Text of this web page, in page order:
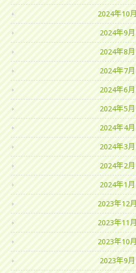
2024年10月
2024年9月
2024年8月
2024年7月
2024年6月
2024年5月
2024年4月
2024年3月
2024年2月
2024年1月
2023年12月
2023年11月
2023年10月
2023年9月